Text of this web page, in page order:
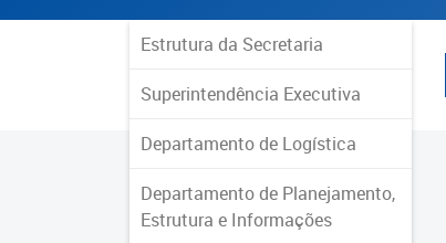
Estrutura da Secretaria
Superintendência Executiva
Departamento de Logística
Departamento de Planejamento,
Estrutura e Informações